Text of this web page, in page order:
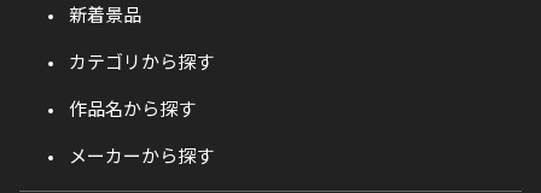
新着景品
カテゴリから探す
作品名から探す
メーカーから探す